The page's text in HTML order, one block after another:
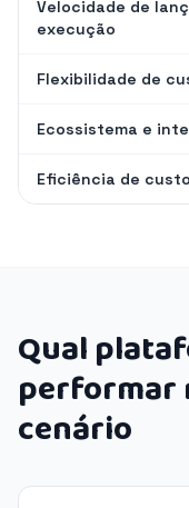
Velocidade de
execução
Flexibilidade de
Ecossistema e
Eficiência de
Qual
performar
cenário